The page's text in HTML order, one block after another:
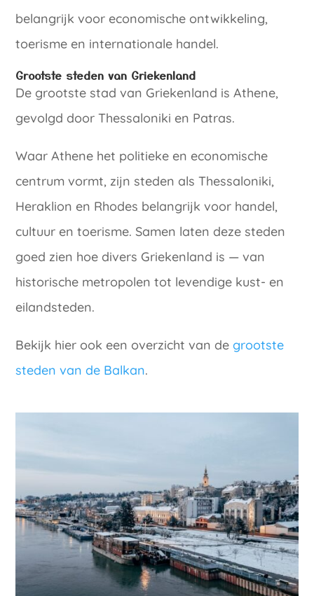
belangrijk voor economische ontwikkeling,
toerisme en internationale handel.
Grootste steden van Griekenland
De grootste stad van Griekenland is Athene,
gevolgd door Thessaloniki en Patras.
Waar Athene het politieke en economische
centrum vormt, zijn steden als Thessaloniki,
Heraklion en Rhodes belangrijk voor handel,
cultuur en toerisme. Samen laten deze steden
goed zien hoe divers Griekenland is — van
historische metropolen tot levendige kust- en
eilandsteden.
Bekijk hier ook een overzicht van degrootste
steden van de Balkan.